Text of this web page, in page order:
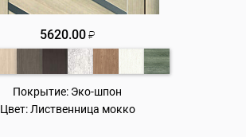
5620.00 ₽
Покрытие: Эко-шпон
Цвет: Лиственница мокко